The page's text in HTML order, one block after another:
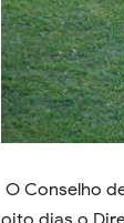
O Conselho